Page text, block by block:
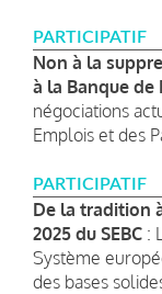
PARTICIPATIF
Non à la
à la Banque de
négociations
Emplois et des
PARTICIPATIF
De la tradition
2025 du SEBC :
Système
des bases